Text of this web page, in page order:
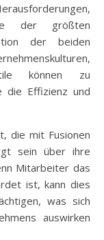
der größten
der beiden
können zu
die Effizienz und
die mit Fusionen
sein über ihre
Mitarbeiter das
ist, kann dies
was sich
auswirken